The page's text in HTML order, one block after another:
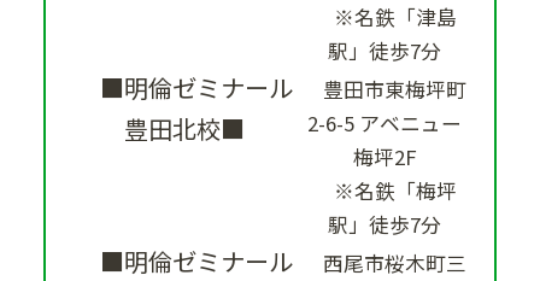
※名鉄「津島
駅」徒歩7分
■明倫ゼミナール
豊田北校■
豊田市東梅坪町
2-6-5 アベニュー
梅坪2F
※名鉄「梅坪
駅」徒歩7分
■明倫ゼミナール
西尾市桜木町三